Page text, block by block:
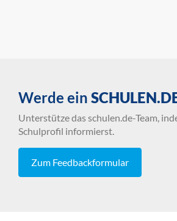
Werde ein
Unterstütze das schulen.de-Team,
Schulprofil informierst.
Zum Feedbackformular